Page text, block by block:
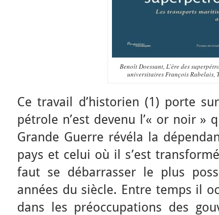
Benoît Doessant, L’ère des
universitaires François Rabelais,
Ce travail d’historien (1) porte
pétrole n’est devenu l’« or noir »
Grande Guerre révéla la
pays et celui où il s’est
faut se débarrasser le plus
années du siècle. Entre temps il
dans les préoccupations des